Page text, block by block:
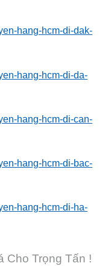
hang-hcm-di-dak-
hang-hcm-di-da-
hang-hcm-di-can-
hang-hcm-di-bac-
hang-hcm-di-ha-
Cho Trọng Tấn !